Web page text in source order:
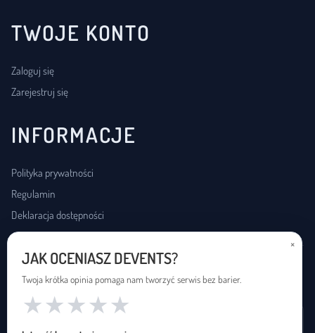
TWOJE KONTO
Zaloguj się
Zarejestruj się
INFORMACJE
Polityka prywatności
Regulamin
Deklaracja dostępności
USŁUGI DOSTĘPNOŚCI
×
JAK OCENIASZ DEVENTS?
Twoja krótka opinia pomaga nam tworzyć serwis bez barier.
★
★
★
★
★